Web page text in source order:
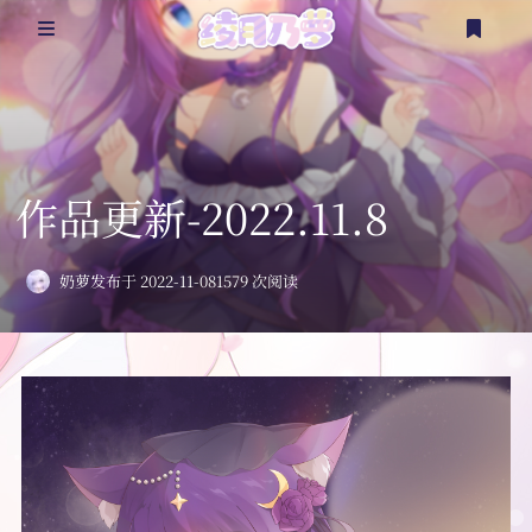
@乃萝
乃言乃语
看点涩图
杂七杂八
二次创作
延伸资源
更多？
时间轴
作品更新-2022.11.8
奶萝发布于 2022-11-081579 次阅读